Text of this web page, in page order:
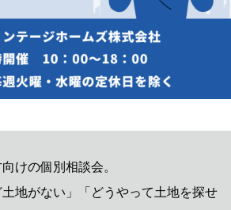
けの個別相談会。
土地がない」「どうやって土地を探せ